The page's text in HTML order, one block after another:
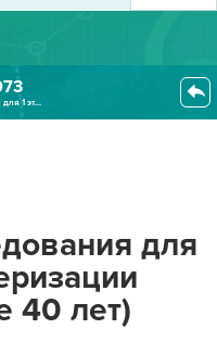
1 эт...
для
40 лет)